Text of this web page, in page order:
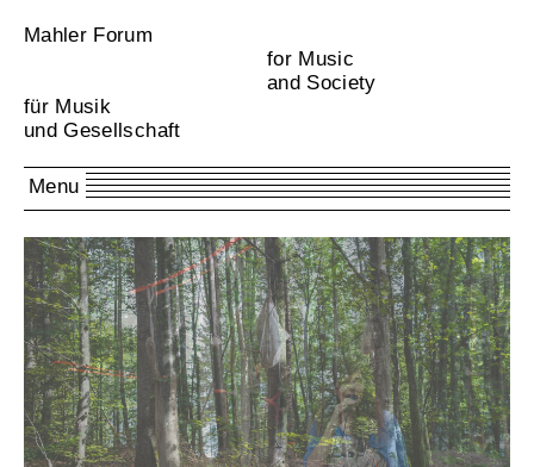
Mahler Forum
for Music
and Society
für Musik
und Gesellschaft
Menu